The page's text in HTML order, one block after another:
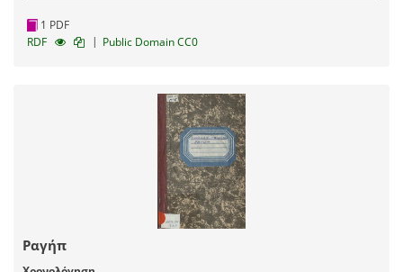
1 PDF
RDF
| Public Domain CC0
Ραγήπ